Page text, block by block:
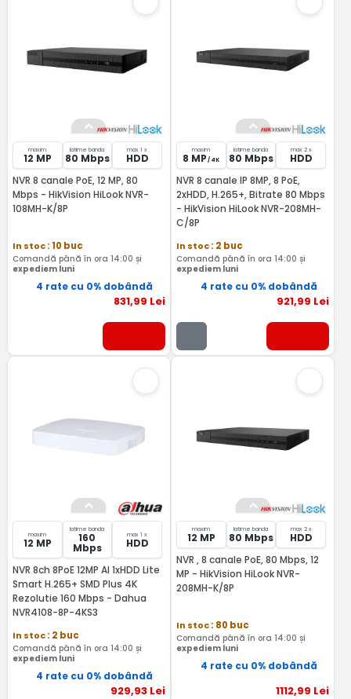
maxim
12 MP
latime banda
80 Mbps
max 1 x
HDD
NVR 8 canale PoE, 12 MP, 80
Mbps - HikVision HiLook NVR-
108MH-K/8P
In stoc: 10 buc
Comandă până în ora 14:00 și
expediem luni
4 rate cu 0% dobândă
831,99 Lei
maxim
8 MP / 4K
latime banda
80 Mbps
max 2 x
HDD
NVR 8 canale IP 8MP, 8 PoE,
2xHDD, H.265+, Bitrate 80 Mbps
- HikVision HiLook NVR-208MH-
C/8P
In stoc: 2 buc
Comandă până în ora 14:00 și
expediem luni
4 rate cu 0% dobândă
921,99 Lei
maxim
12 MP
latime banda
160
Mbps
max 1 x
HDD
NVR 8ch 8PoE 12MP Al 1xHDD Lite
Smart H.265+ SMD Plus 4K
Rezolutie 160 Mbps - Dahua
NVR4108-8P-4KS3
In stoc: 2 buc
Comandă până în ora 14:00 și
expediem luni
4 rate cu 0% dobândă
929,93Lei
maxim
12 MP
latime banda
80 Mbps
max 2 x
HDD
NVR , 8 canale PoE, 80 Mbps, 12
MP - HikVision HiLook NVR-
208MH-K/8P
In stoc: 80 buc
Comandă până în ora 14:00 și
expediem luni
4 rate cu 0% dobândă
1112,99 Lei